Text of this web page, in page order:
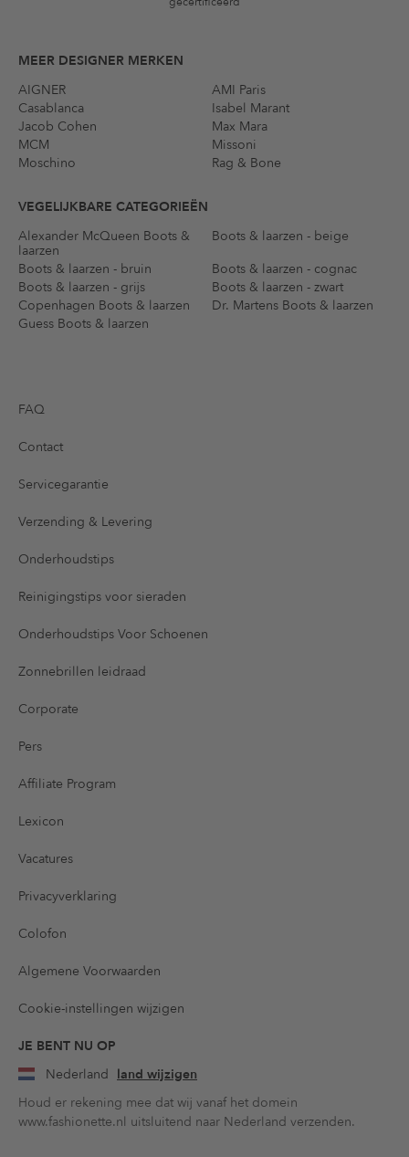
MEER DESIGNER MERKEN
AIGNER
AMI Paris
Casablanca
Isabel Marant
Jacob Cohen
Max Mara
MCM
Missoni
Moschino
Rag & Bone
VEGELIJKBARE CATEGORIEËN
Alexander McQueen Boots &
laarzen
Boots & laarzen - beige
Boots & laarzen - bruin
Boots & laarzen - cognac
Boots & laarzen - grijs
Boots & laarzen - zwart
Copenhagen Boots & laarzen
Dr. Martens Boots & laarzen
Guess Boots & laarzen
FAQ
Contact
Servicegarantie
Verzending & Levering
Onderhoudstips
Reinigingstips voor sieraden
Onderhoudstips Voor Schoenen
Zonnebrillen leidraad
Corporate
Pers
Affiliate Program
Lexicon
Vacatures
Privacyverklaring
Colofon
Algemene Voorwaarden
Cookie-instellingen wijzigen
JE BENT NU OP
Nederland land wijzigen
Houd er rekening mee dat wij vanaf het domein
www.fashionette.nl uitsluitend naar Nederland verzenden.